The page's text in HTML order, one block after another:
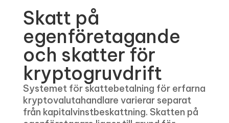
Skatt på
egenföretagande
och skatter för
kryptogruvdrift
Systemet för skattebetalning för erfarna
kryptovalutahandlare varierar separat
från kapitalvinstbeskattning. Skatten på